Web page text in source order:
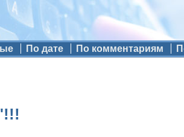
По дате По комментариям